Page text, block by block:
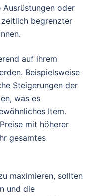
Ausrüstungen oder
begrenzter
auf ihrem
Beispielsweise
Steigerungen der
was es
Item.
mit höherer
gesamtes
maximieren, sollten
und die